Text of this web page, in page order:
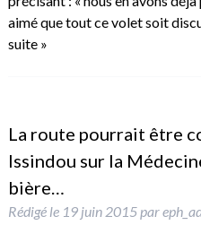
aimé que tout ce volet soit
suite »
La route pourrait être
Issindou sur la
bière…
Rédigé le 19 juin 2015par